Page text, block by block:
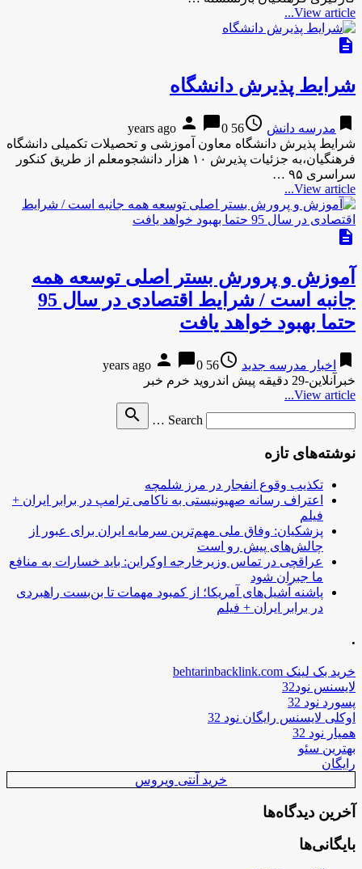
View article...
description
شرایط پذیرش دانشگاه
bookmark مدرسه دانش access_time
56 years ago
person chat_bubble0
شرایط پذیرش دانشگاه معاون آموزشی و تحصیلات تکمیلی دانشگاه
فرهنگیان،‌به جزئیات پذیرش ۱۰ هزار دانشجومعلم از طریق کنکور
سراسری ۹۵ …
View article...
description
آموزش و پرورش بستر اصلی توسعه همه
جانبه است / شرایط اقتصادی در سال 95
حتما بهبود خواهد یافت
bookmark اخبار مدرسه جدید access_time
56 years ago
person chat_bubble0
خبرآنلاین-29 دقیقه پیش اندروید خرم خبر
View article...
Search …
search
نوشته‌های تازه
تکذیب وقوع انفجار در مرز شلمچه
اعتراف رسانه صهیونیستی به ناکامی ترامپ در برابر ایران +
فیلم
پزشکیان: وفاق ملی مهم‌ترین سرمایه ایران برای عبور از
چالش‌های پیش رو است
عراقچی در تماس وزیرخارجه اوکراین: باید خسارات به منافع
ما جبران شود
پاشنه آشیل‌های آمریکا؛ از کمبود مهمات تا بن‌بست راهبردی
در برابر ایران + فیلم
.
خرید بک لینک behtarinbacklink.com
لایسنس نود32
پسورد نود 32
اوکلی لایسنس رایگان نود 32
همیار نود 32
بهترین سئو
رایگان
خرید آنتی ویروس
آخرین دیدگاه‌ها
بایگانی‌ها